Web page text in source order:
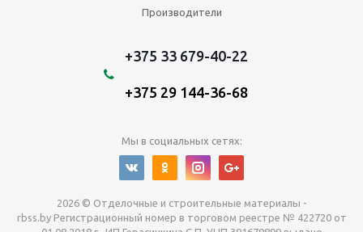
Производители
+375 33 679-40-22
+375 29 144-36-68
Мы в социальных сетях:
2026 © Отделочные и строительные материалы -
rbss.by Регистрационный номер в торговом реестре № 422720 от